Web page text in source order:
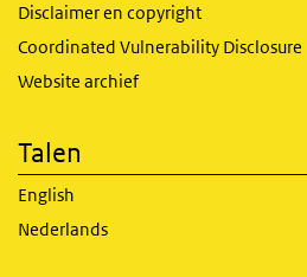
Disclaimer en copyright
Coordinated Vulnerability Disclosure
Website archief
Talen
English
Nederlands